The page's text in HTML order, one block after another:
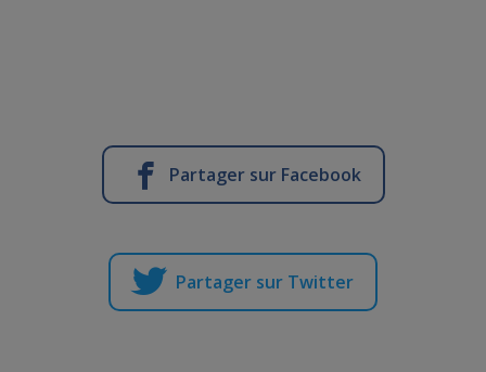
Partager sur Facebook
Partager sur Twitter